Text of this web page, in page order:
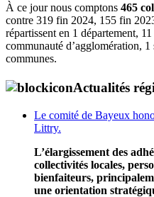
À ce jour nous comptons 465
contre 319 fin 2024, 155 fin
répartissent en 1 département,
communauté d’agglomération,
communes.
Actualités
Le comité de Bayeux
Littry.
L’élargissement des
collectivités locales,
bienfaiteurs,
une orientation